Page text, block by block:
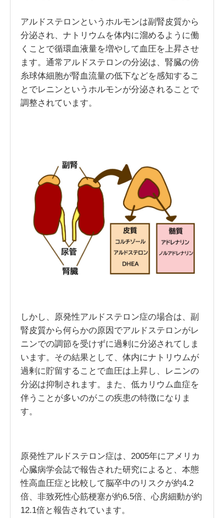
アルドステロンというホルモンは副腎皮質から
分泌され、ナトリウムを体内に溜めるように働
くことで循環血液量を増やして血圧を上昇させ
ます。通常アルドステロンの分泌は、腎臓の傍
糸球体細胞が腎血流量の低下などを感知するこ
とでレニンというホルモンが分泌されることで
調整されています。
しかし、原発性アルドステロン症の場合は、副
腎皮質から何らかの原因でアルドステロンがレ
ニンでの調節を受けずに過剰に分泌されてしま
います。その結果として、体内にナトリウムが
過剰に貯留することで血圧は上昇し、レニンの
分泌は抑制されます。また、低カリウム血症を
伴うことが多いのがこの疾患の特徴になりま
す。
原発性アルドステロン症は、2005年にアメリカ
心臓病学会誌で報告された研究によると、本態
性高血圧症と比較して脳卒中のリスクが約4.2
倍、非致死性心筋梗塞が約6.5倍、心房細動が約
12.1倍と報告されています。